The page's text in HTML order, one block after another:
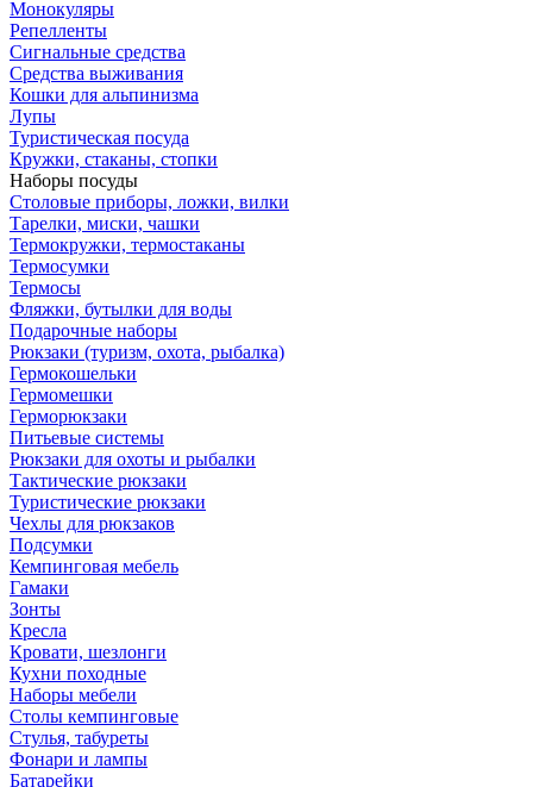
Монокуляры
Репелленты
Сигнальные средства
Средства выживания
Кошки для альпинизма
Лупы
Туристическая посуда
Кружки, стаканы, стопки
Наборы посуды
Столовые приборы, ложки, вилки
Тарелки, миски, чашки
Термокружки, термостаканы
Термосумки
Термосы
Фляжки, бутылки для воды
Подарочные наборы
Рюкзаки (туризм, охота, рыбалка)
Гермокошельки
Гермомешки
Герморюкзаки
Питьевые системы
Рюкзаки для охоты и рыбалки
Тактические рюкзаки
Туристические рюкзаки
Чехлы для рюкзаков
Подсумки
Кемпинговая мебель
Гамаки
Зонты
Кресла
Кровати, шезлонги
Кухни походные
Наборы мебели
Столы кемпинговые
Стулья, табуреты
Фонари и лампы
Батарейки